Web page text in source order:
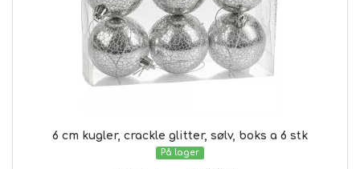
6 cm kugler, crackle glitter, sølv, boks a 6 stk
På lager